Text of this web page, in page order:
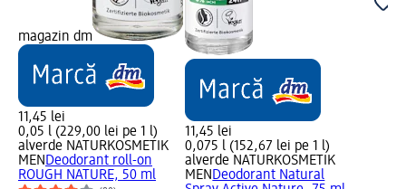
magazin dm
11,45 lei
0,05 l (229,00 lei pe 1 l)
alverde NATURKOSMETIK
MEN Deodorant roll-on
ROUGH NATURE, 50 ml
11,45 lei
0,075 l (152,67 lei pe 1 l)
alverde NATURKOSMETIK
MEN Deodorant Natural